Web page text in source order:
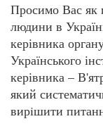
Просимо Вас як
людини в
керівника
Українського
керівника –
який
вирiшити